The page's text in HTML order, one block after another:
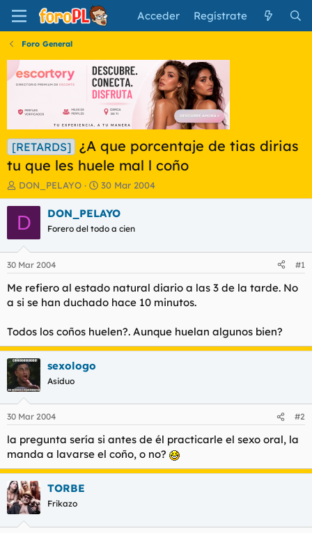
Acceder Regístrate
Foro General
[RETARDS]
¿A que porcentaje de tias dirias
tu que les huele mal l coño
I
n
i
a
d
o
r
d
e
t
e
m
a
DON_PELAYO
F
e
c
a
i
n
i
c
o
30 Mar 2004
D DON_PELAYO
Forero del todo a cien
30 Mar 2004 #1
Me refiero al estado natural diario a las 3 de la tarde. No
a si se han duchado hace 10 minutos.
Todos los coños huelen?. Aunque huelan algunos bien?
sexologo
Asiduo
30 Mar 2004 #2
la pregunta sería si antes de él practicarle el sexo oral, la
manda a lavarse el coño, o no?
TORBE
Frikazo